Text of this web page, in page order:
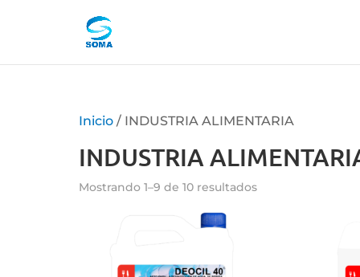
Inicio / INDUSTRIA ALIMENTARIA
INDUSTRIA
Mostrando 1–9 de 10 resultados